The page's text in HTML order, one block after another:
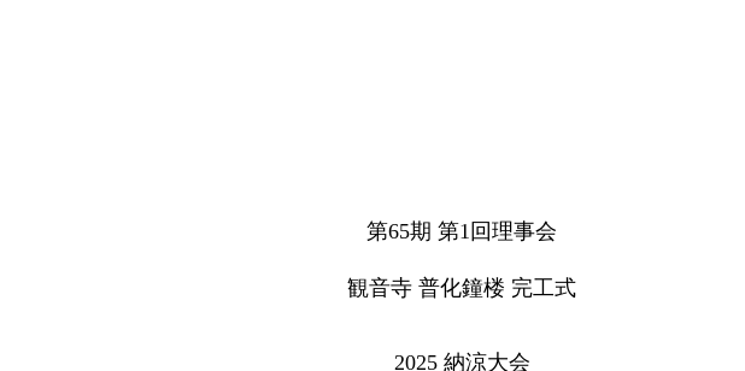
第65期 第1回理事会
観音寺 普化鐘楼 完工式
2025 納涼大会